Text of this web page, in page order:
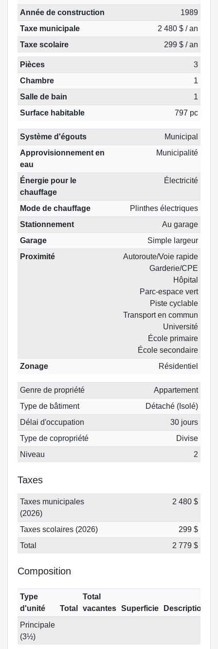
Année de construction
1989
Taxe municipale
2 480 $ / an
Taxe scolaire
299 $ / an
Pièces
3
Chambre
1
Salle de bain
1
Surface habitable
797 pc
Système d'égouts
Municipal
Approvisionnement en
eau
Municipalité
Énergie pour le
chauffage
Électricité
Mode de chauffage
Plinthes électriques
Stationnement
Au garage
Garage
Simple largeur
Proximité
Autoroute/Voie rapide
Garderie/CPE
Hôpital
Parc-espace vert
Piste cyclable
Transport en commun
Université
École primaire
École secondaire
Zonage
Résidentiel
Genre de propriété
Appartement
Type de bâtiment
Détaché (Isolé)
Délai d'occupation
30 jours
Type de copropriété
Divise
Niveau
2
Taxes
Taxes municipales
(2026)
2 480 $
Taxes scolaires (2026)
299 $
Total
2 779 $
Composition
Type
d'unité
Total
Total
vacantes
Superficie
Description
Principale
(3½)